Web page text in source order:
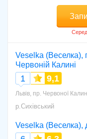
Veselka (Веселка),
Червоній Калині
1 9,1
Львів, пр. Червоної
р.Сихівський
Veselka (Веселка),